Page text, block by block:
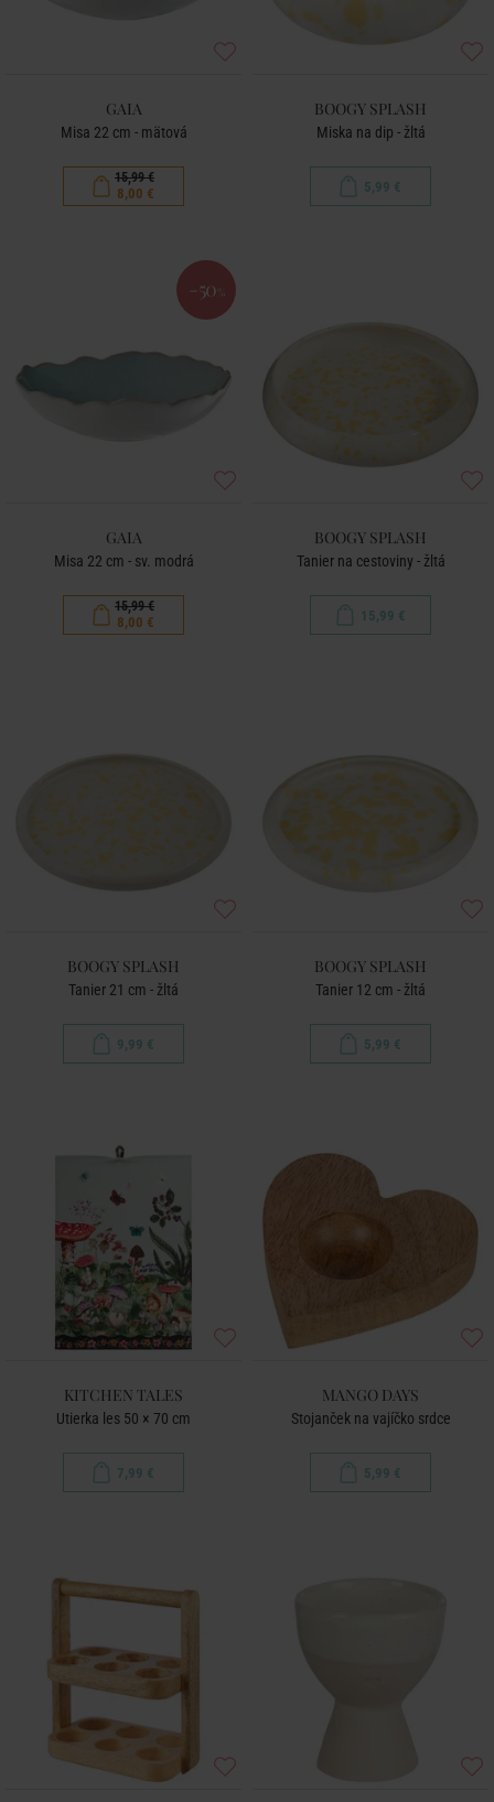
GAIA
Misa 22 cm - mätová
15,99 €
8,00 €
BOOGY SPLASH
Miska na dip - žltá
5,99 €
-50 %
GAIA
Misa 22 cm - sv. modrá
15,99 €
8,00 €
BOOGY SPLASH
Tanier na cestoviny - žltá
15,99 €
BOOGY SPLASH
Tanier 21 cm - žltá
9,99 €
BOOGY SPLASH
Tanier 12 cm - žltá
5,99 €
KITCHEN TALES
Utierka les 50 × 70 cm
7,99 €
MANGO DAYS
Stojanček na vajíčko srdce
5,99 €